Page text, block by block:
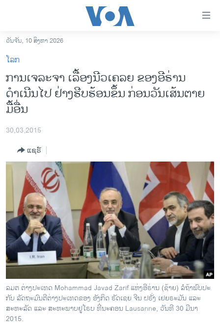
ເຂົ້າ
ຫາ
ຂ້າມ
ຂ້າມ
ໄປ
ຫາ
ຊອກ
ອາເມຣິກາ
ການເລືອກຕັ້ງ ປະທານາທີບໍດີ ສະຫະລັດ 2024
ອິດສະຫຼະພາບດ້ານການຂ່າວ
ຊີວິດຊາວລາວ
ຊຸມຊົນຊາວລາວ
ວິທະຍາສາດ-ເທັກໂນໂລຈີ
ທຸລະກິດ
ພາສາອັງກິດ
ວີດີໂອ
ສຽງ
ລາຍການກະຈາຍສຽງ
ວັນຈັນ, 10 ສິງຫາ 2026
ໂລກ
ການເຈລະຈາ ເລື້ອງນີວເຄລຍ ຂອງອີຣ່ານ
ດຳເນີນໄປ ຢ່າງຮີບຮ້ອນຂຶ້ນ ກ່ອນວັນເສ້ນຕາຍ
ມື້ອື່ນ
30,03,2015
ແຊຣ໌
ລມຕ ຕ່າງປະເທດ Mohammad Javad Zarif ແຫ່ງອີຣ່ານ (ຊ້າຍ) ລໍຖ້າພົບປະ
ກັບ ລັດຖະມົນຕີຕ່າງປະເທດຂອງ ອັງກິດ ຣັດເຊຍ ຈີນ ຝຣັ່ງ ເຢຍຣະມັນ ແລະ
ສະຫະລັດ ແລະ ສະຫະພາບຢູໂຣບ ທີ່ນະຄອນ Lausanne, ວັນທີ 30 ມີນາ
2015.